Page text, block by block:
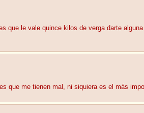
que le vale quince kilos de verga darte
que me tienen mal, ni siquiera es el más